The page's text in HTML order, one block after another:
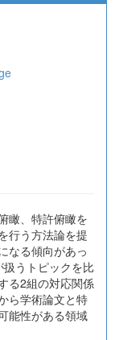
瞰、特許俯瞰を
行う方法論を提
なる傾向があっ
うトピックを比
る2組の対応関係
ら学術論文と特
能性がある領域